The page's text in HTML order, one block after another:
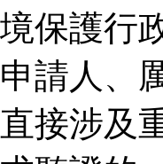
境保護行
申請人、
直接涉及